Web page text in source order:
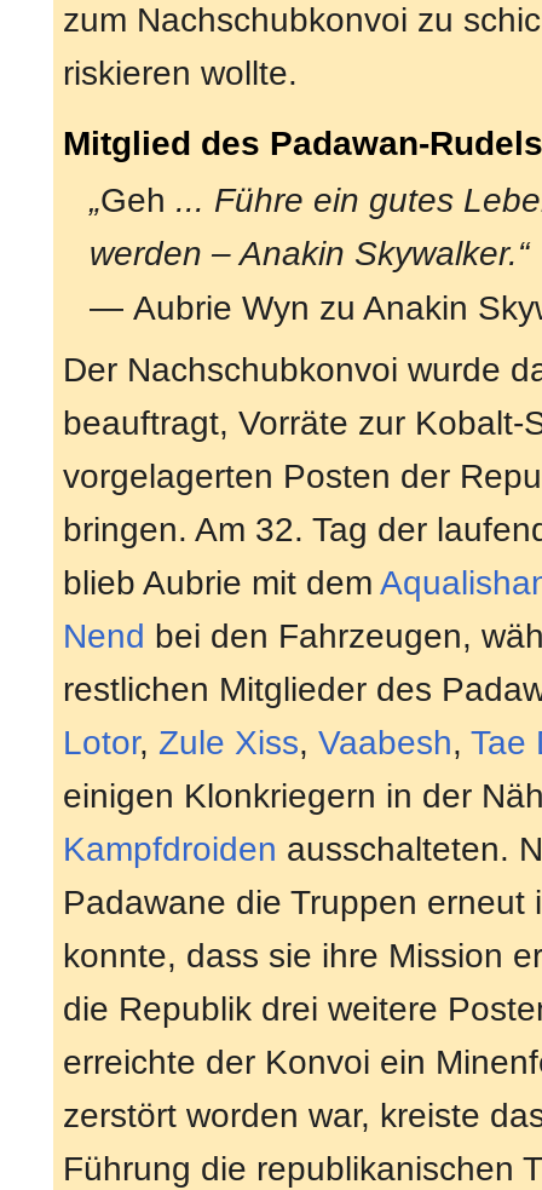
zum Nachschubkonvoi zu
riskieren wollte.
Mitglied des Padawan-Rudels
„Geh ... Führe ein gutes
werden – Anakin Skywalker.“
— Aubrie Wyn zu Anakin
Der Nachschubkonvoi wurde
beauftragt, Vorräte zur Kobalt-
vorgelagerten Posten der
bringen. Am 32. Tag der
blieb Aubrie mit dem
Nend bei den Fahrzeugen,
restlichen Mitglieder des
Lotor, Zule Xiss, Vaabesh, Tae
einigen Klonkriegern in der
Kampfdroiden ausschalteten.
Padawane die Truppen
konnte, dass sie ihre Mission
die Republik drei weitere
erreichte der Konvoi ein
zerstört worden war, kreiste
Führung die republikanischen